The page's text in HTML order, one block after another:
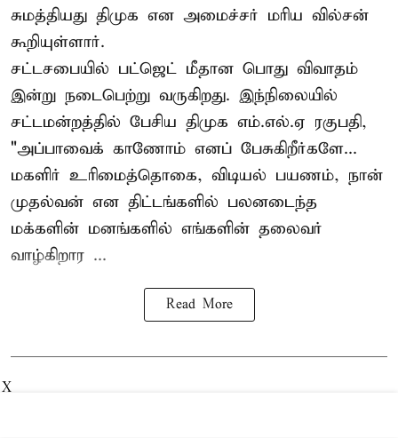
சுமத்தியது திமுக என அமைச்சர் மரிய வில்சன்
கூறியுள்ளார்.
சட்டசபையில் பட்ஜெட் மீதான பொது விவாதம்
இன்று நடைபெற்று வருகிறது. இந்நிலையில்
சட்டமன்றத்தில் பேசிய திமுக எம்.எல்.ஏ ரகுபதி,
"அப்பாவைக் காணோம் எனப் பேசுகிறீர்களே...
மகளிர் உரிமைத்தொகை, விடியல் பயணம், நான்
முதல்வன் என திட்டங்களில் பலனடைந்த
மக்களின் மனங்களில் எங்களின் தலைவர்
வாழ்கிறார ...
Read More
X